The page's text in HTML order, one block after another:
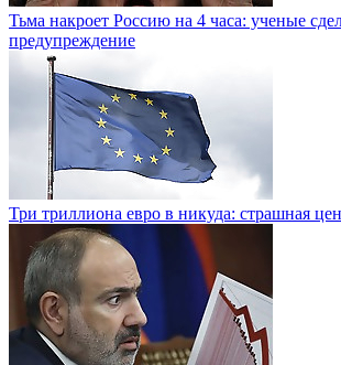
Тьма накроет Россию на 4 часа: ученые
предупреждение
Три триллиона евро в никуда: страшная